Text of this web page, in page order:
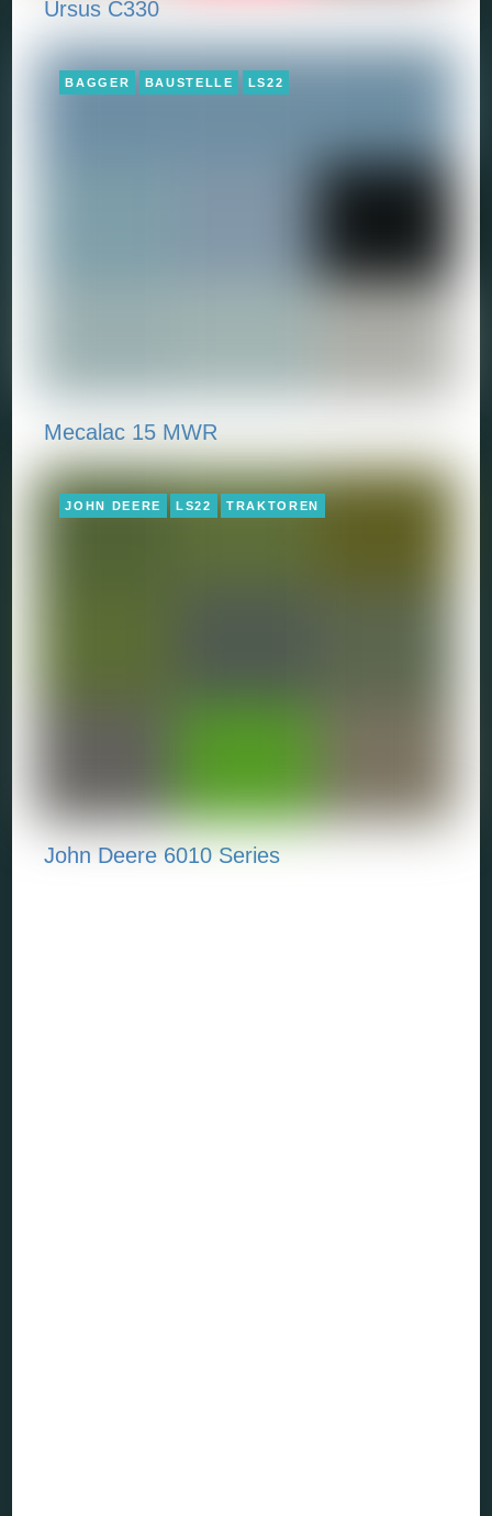
Ursus C330
BAGGER BAUSTELLE LS22
Mecalac 15 MWR
JOHN DEERE LS22 TRAKTOREN
John Deere 6010 Series